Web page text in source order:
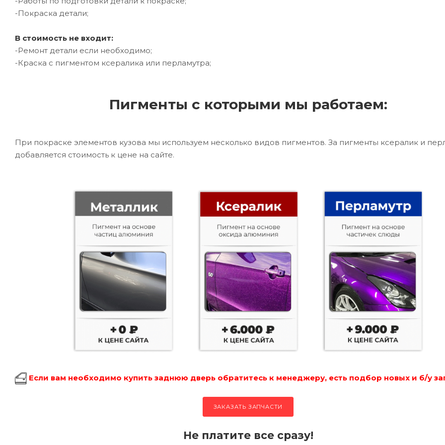
-Покраска детали;
В стоимость не входит:
-Ремонт детали если необходимо;
-Краска с пигментом ксералика или перламутра;
Пигменты с которыми мы работаем:
При покраске элементов кузова мы используем несколько видов пигментов. За пигменты ксералик и
добавляется стоимость к цене на сайте.
Если вам необходимо купить заднюю дверь обратитесь к менеджеру, есть подбор новых и б/у
ЗАКАЗАТЬ ЗАПЧАСТИ
Не платите все сразу!